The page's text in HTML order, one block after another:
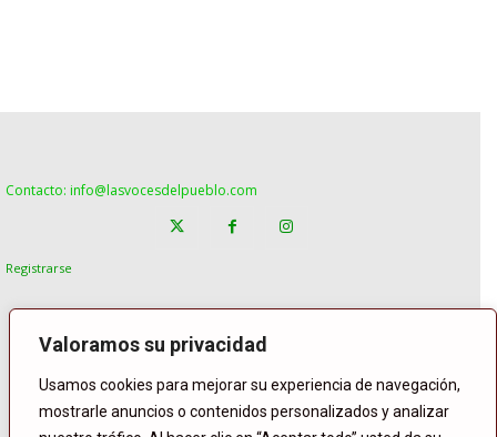
Valoramos su privacidad
Usamos cookies para mejorar su experiencia de navegación,
mostrarle anuncios o contenidos personalizados y analizar
Contacto: info@lasvocesdelpueblo.com
Registrarse